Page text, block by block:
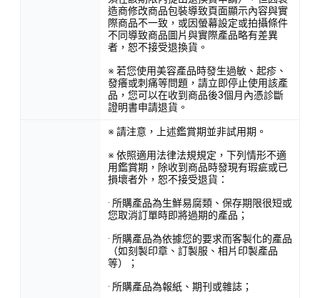
造商修改商品包裝導致頁面顯示內容與實
際商品不一致，或因螢幕設定或拍攝條件
不同導致商品圖片與實際產品略有差異
者，恕不接受退換貨。
※ 若您使用美容產品時發生過敏、起疹、
發癢或刺痛等問題，請立即停止使用該產
品，您可以在收到商品後3個月內憑診斷
證明書申請退貨。
※ 請注意，上述鑑賞期並非試用期。
※ 依照適用法律法規規定，下列情形不適
用鑑賞期，除收到商品時發現有瑕疵或已
損壞者外，恕不接受退貨：
· 所購產品為生鮮易腐類、保存期限很短或
您取消訂單時即將過期的產品；
· 所購產品為依據您的要求而客製化的產品
（如刻製印章、訂製服、相片印製產品
等）；
· 所購產品為報紙、期刊或雜誌；